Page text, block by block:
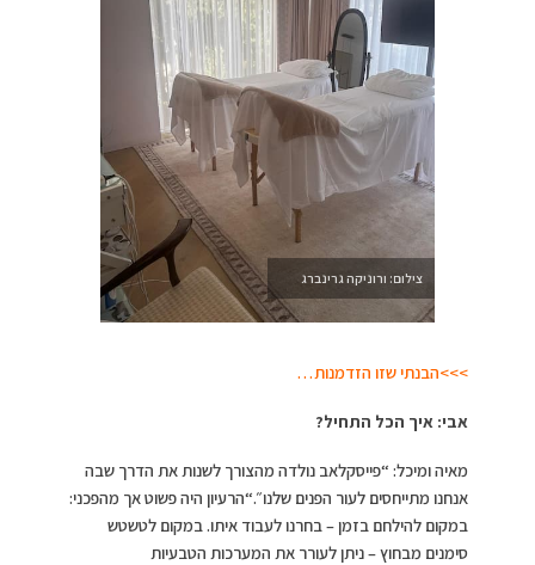
צילום: ורוניקה גרינברג
>>>הבנתי שזו הזדמנות…
אבי: איך הכל התחיל?
מאיה ומיכל: “פייסקלאב נולדה מהצורך לשנות את הדרך שבה
אנחנו מתייחסים לעור הפנים שלנו״.“הרעיון היה פשוט אך מהפכני:
במקום להילחם בזמן – בחרנו לעבוד איתו. במקום לטשטש
סימנים מבחוץ – ניתן לעורר את המערכות הטבעיות